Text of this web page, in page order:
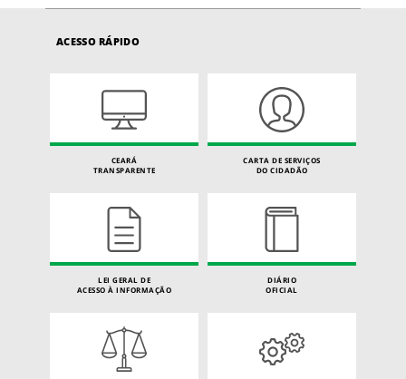
ACESSO RÁPIDO
CEARÁ
TRANSPARENTE
CARTA DE SERVIÇOS
DO CIDADÃO
LEI GERAL DE
ACESSO À INFORMAÇÃO
DIÁRIO
OFICIAL